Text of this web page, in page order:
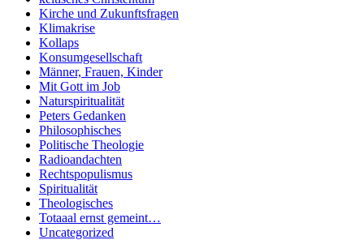
Kirche und Zukunftsfragen
Klimakrise
Kollaps
Konsumgesellschaft
Männer, Frauen, Kinder
Mit Gott im Job
Naturspiritualität
Peters Gedanken
Philosophisches
Politische Theologie
Radioandachten
Rechtspopulismus
Spiritualität
Theologisches
Totaaal ernst gemeint…
Uncategorized